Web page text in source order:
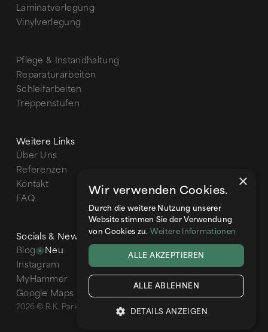
Laminatverlegung
Vinylverlegung
Pflege & Instandhaltung
Reparaturarbeiten
Schleifarbeiten
Treppenstufen
Weitere Links
Über Uns
Referenzen
Kontakt
FAQ
Socials & News
Blog
Neu
Instagram
MyHammer
Google Maps
2026 © R.K. Parkett - Realisiert durch Weiss Global
×
Wir verwenden Cookies.
Durch die weitere Nutzung unserer
Website stimmen Sie der Verwendung
von Cookies zu. Weitere Informationen
ALLE AKZEPTIEREN
ALLE ABLEHNEN
DETAILS ANZEIGEN